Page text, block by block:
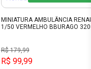
MINIATURA AMBULÂNCIA
1/50 VERMELHO BBURAGO
R$ 179,99
R$ 99,99